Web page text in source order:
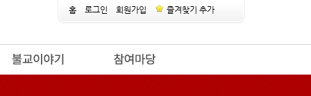
홈 로그인 회원가입 즐겨찾기 추가